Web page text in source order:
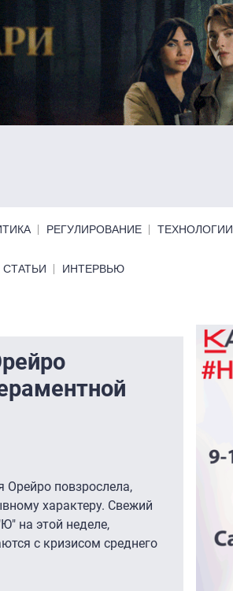
РЕГУЛИРОВАНИЕ ТЕХНОЛОГИИ
СТАТЬИ ИНТЕРВЬЮ
Орейро повзрослела,
характеру. Свежий
на этой неделе,
с кризисом среднего